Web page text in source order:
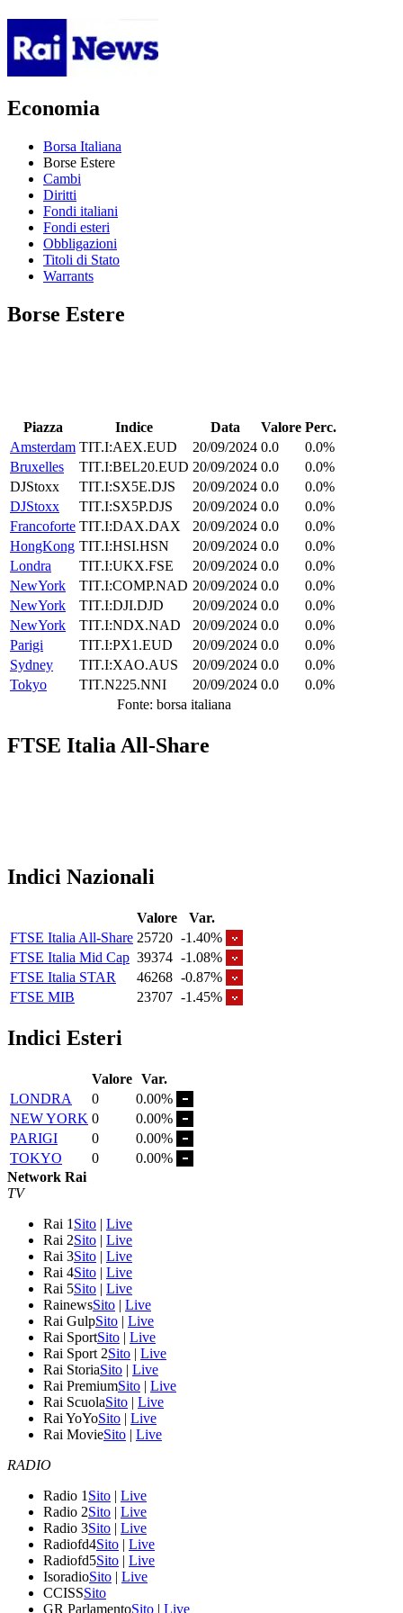
Economia
Borsa Italiana
Borse Estere
Cambi
Diritti
Fondi italiani
Fondi esteri
Obbligazioni
Titoli di Stato
Warrants
Borse Estere
Piazza Indice Data Valore Perc.
Amsterdam TIT.I:AEX.EUD 20/09/2024 0.0
0.0%
Bruxelles
TIT.I:BEL20.EUD 20/09/2024 0.0
0.0%
DJStoxx
TIT.I:SX5E.DJS 20/09/2024 0.0
0.0%
DJStoxx
TIT.I:SX5P.DJS 20/09/2024 0.0
0.0%
Francoforte TIT.I:DAX.DAX 20/09/2024 0.0
0.0%
HongKong TIT.I:HSI.HSN 20/09/2024 0.0
0.0%
Londra
TIT.I:UKX.FSE 20/09/2024 0.0
0.0%
NewYork
TIT.I:COMP.NAD 20/09/2024 0.0
0.0%
NewYork
TIT.I:DJI.DJD 20/09/2024 0.0
0.0%
NewYork
TIT.I:NDX.NAD 20/09/2024 0.0
0.0%
Parigi
TIT.I:PX1.EUD 20/09/2024 0.0
0.0%
Sydney
TIT.I:XAO.AUS 20/09/2024 0.0
0.0%
Tokyo
TIT.N225.NNI 20/09/2024 0.0
0.0%
Fonte: borsa italiana
FTSE Italia All-Share
Indici Nazionali
Valore
Var.
FTSE Italia All-Share 25720 -1.40%
FTSE Italia Mid Cap 39374 -1.08%
FTSE Italia STAR
46268 -0.87%
FTSE MIB
23707 -1.45%
Indici Esteri
Valore Var.
LONDRA
0
0.00%
NEW YORK 0
0.00%
PARIGI
0
0.00%
TOKYO
0
0.00%
Network Rai
TV
Rai 1 Sito | Live
Rai 2Sito | Live
Rai 3Sito | Live
Rai 4Sito | Live
Rai 5Sito | Live
RainewsSito | Live
Rai GulpSito | Live
Rai SportSito | Live
Rai Sport 2Sito | Live
Rai StoriaSito | Live
Rai PremiumSito | Live
Rai ScuolaSito | Live
Rai YoYoSito | Live
Rai MovieSito | Live
RADIO
Radio 1 Sito | Live
Radio 2Sito | Live
Radio 3Sito | Live
Radiofd4Sito | Live
Radiofd5Sito | Live
IsoradioSito | Live
CCISSSito
GR ParlamentoSito | Live